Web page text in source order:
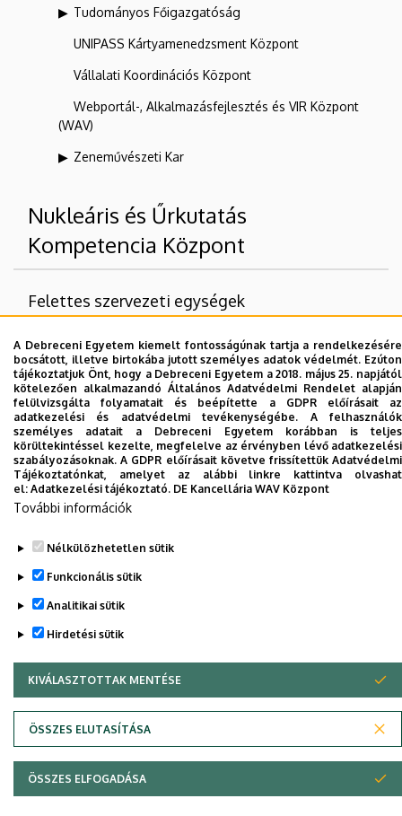
Tudományos Főigazgatóság
UNIPASS Kártyamenedzsment Központ
Vállalati Koordinációs Központ
Webportál-, Alkalmazásfejlesztés és VIR Központ
(WAV)
Zeneművészeti Kar
Nukleáris és Űrkutatás
Kompetencia Központ
Felettes szervezeti egységek
Debreceni Egyetem
Dolgozói adatmódosítás igénylése a DE
telefonkönyvében|Külső személyek rögzítése a
DE telefonkönyvében|Súgó|Hibabejelentés
Szerzői jog © 2026 Unideb
A Debreceni Egyetem kiemelt fontosságúnak tartja a rendelkezésére
bocsátott, illetve birtokába jutott személyes adatok védelmét. Ezúton
tájékoztatjuk Önt, hogy a Debreceni Egyetem a 2018. május 25. napjától
kötelezően alkalmazandó Általános Adatvédelmi Rendelet alapján
felülvizsgálta folyamatait és beépítette a GDPR előírásait az
adatkezelési és adatvédelmi tevékenységébe. A felhasználók
személyes adatait a Debreceni Egyetem korábban is teljes
körültekintéssel kezelte, megfelelve az érvényben lévő adatkezelési
szabályozásoknak. A GDPR előírásait követve frissítettük Adatvédelmi
Tájékoztatónkat, amelyet az alábbi linkre kattintva olvashat
el: Adatkezelési tájékoztató. DE Kancellária WAV Központ
További információk
Nélkülözhetetlen sütik
Funkcionális sütik
Analitikai sütik
Hirdetési sütik
KIVÁLASZTOTTAK MENTÉSE
ÖSSZES ELUTASÍTÁSA
WITHDRAW CONSENT
ÖSSZES ELFOGADÁSA